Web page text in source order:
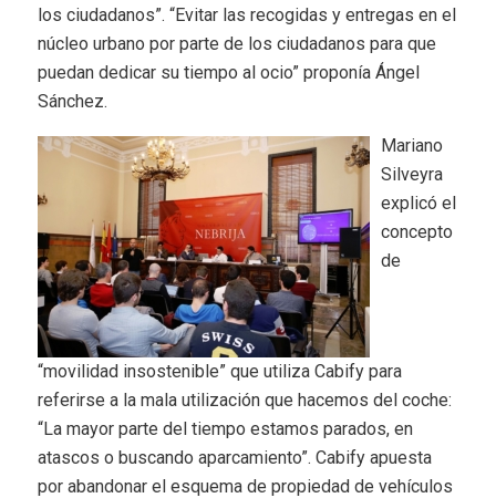
los ciudadanos”. “Evitar las recogidas y entregas en el
núcleo urbano por parte de los ciudadanos para que
puedan dedicar su tiempo al ocio” proponía Ángel
Sánchez.
Mariano
Silveyra
explicó el
concepto
de
“movilidad insostenible” que utiliza Cabify para
referirse a la mala utilización que hacemos del coche:
“La mayor parte del tiempo estamos parados, en
atascos o buscando aparcamiento”. Cabify apuesta
por abandonar el esquema de propiedad de vehículos